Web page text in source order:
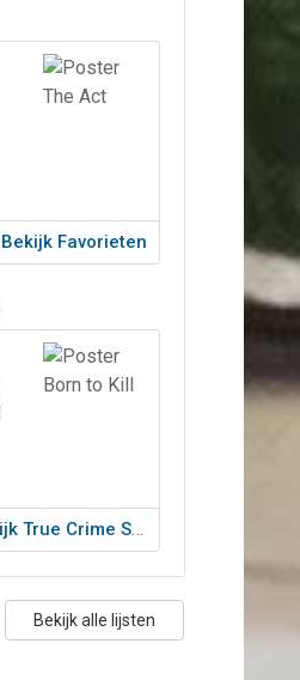
Bekijk Favorieten
Bekijk alle lijsten